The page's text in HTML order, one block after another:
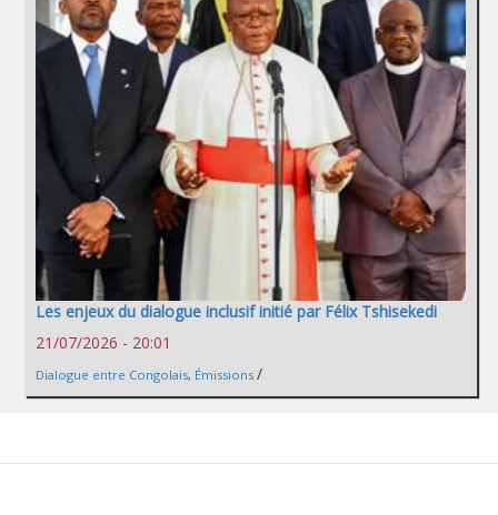
Les enjeux du dialogue inclusif initié par Félix Tshisekedi
21/07/2026 - 20:01
Dialogue entre Congolais, Émissions /